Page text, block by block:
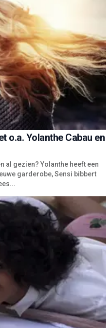
o.a. Yolanthe Cabau en
al gezien? Yolanthe heeft een
garderobe, Sensi bibbert